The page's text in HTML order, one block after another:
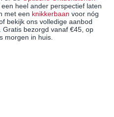
heel ander perspectief laten
met een knikkerbaan voor nóg
bekijk ons volledige aanbod
. Gratis bezorgd vanaf €45, op
morgen in huis.